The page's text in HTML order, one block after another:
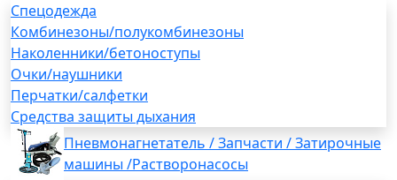
Спецодежда
Комбинезоны/полукомбинезоны
Наколенники/бетоноступы
Очки/наушники
Перчатки/салфетки
Средства защиты дыхания
Пневмонагнетатель / Запчасти / Затирочные
машины /Растворонасосы